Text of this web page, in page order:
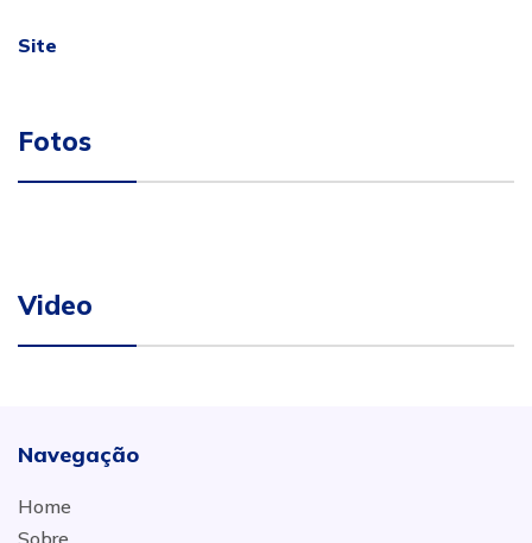
Site
Fotos
Video
Navegação
Home
Sobre